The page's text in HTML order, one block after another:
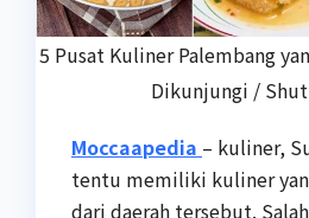
5 Pusat Kuliner Palembang
Dikunjungi /
Moccaapedia – kuliner,
tentu memiliki kuliner
dari daerah tersebut.